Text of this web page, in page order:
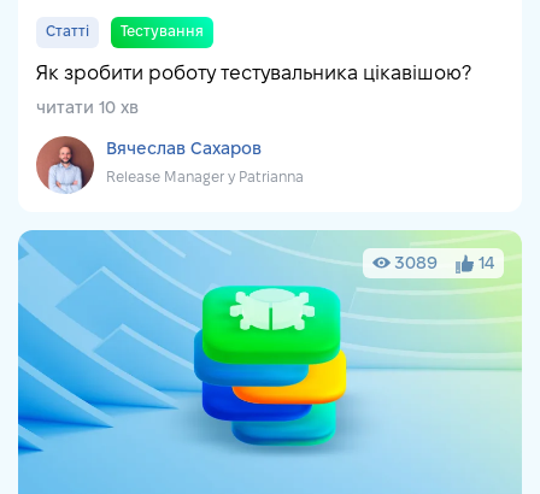
Статті Тестування
Як зробити роботу тестувальника цікавішою?
читати 10 хв
Вячеслав Сахаров
Release Manager у Patrianna
3089 14